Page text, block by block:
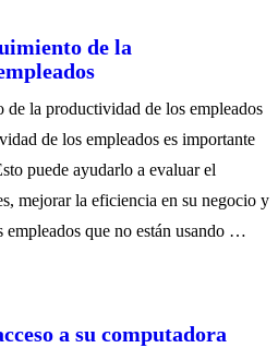
de la
la productividad de los empleados
de los empleados es importante
puede ayudarlo a evaluar el
mejorar la eficiencia en su negocio y
empleados que no están usando …
a su computadora